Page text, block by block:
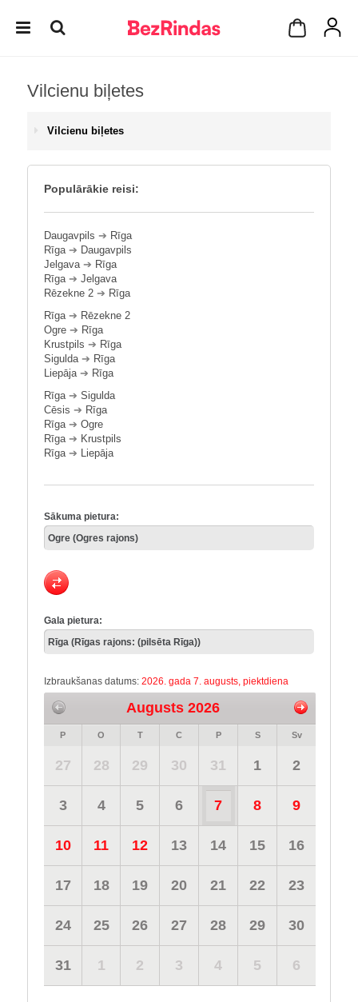
Vilcienu biļetes
Vilcienu biļetes
Populārākie reisi:
Daugavpils ➔ Rīga
Rīga➔ Daugavpils
Jelgava➔ Rīga
Rīga➔ Jelgava
Rēzekne 2 ➔ Rīga
Rīga➔ Rēzekne 2
Ogre ➔ Rīga
Krustpils ➔ Rīga
Sigulda➔ Rīga
Liepāja➔ Rīga
Rīga➔ Sigulda
Cēsis ➔ Rīga
Rīga➔ Ogre
Rīga➔ Krustpils
Rīga➔ Liepāja
Sākuma pietura:
Gala pietura:
Izbraukšanas datums: 2026. gada 7. augusts, piektdiena
Augusts 2026
P O T C P S Sv
27 28 29 30 31 1 2
3 4 5 6 7 8 9
10 11 12 13 14 15 16
17 18 19 20 21 22 23
24 25 26 27 28 29 30
31 1 2 3 4 5 6